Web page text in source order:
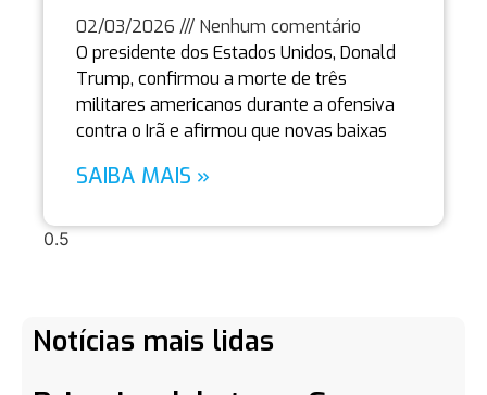
02/03/2026
Nenhum comentário
O presidente dos Estados Unidos, Donald
Trump, confirmou a morte de três
militares americanos durante a ofensiva
contra o Irã e afirmou que novas baixas
SAIBA MAIS »
Notícias mais lidas